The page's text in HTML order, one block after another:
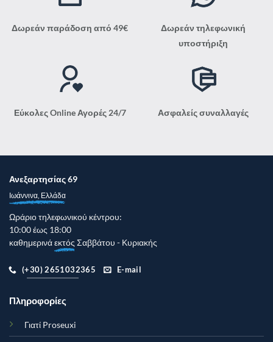
προϊόντος
Δωρεάν παράδοση από 49€
Δωρεάν τηλεφωνική
υποστήριξη
Εύκολες Online Αγορές 24/7 Ασφαλείς συναλλαγές
Ανεξαρτησίας 69
Ιωάννινα, Ελλάδα
Ωράριο τηλεφωνικού κέντρου:
10:00 έως 18:00
καθημερινάεκτός Σαββάτου - Κυριακής
(+30) 2651032365 E-mail
Πληροφορίες
Γιατί Proseuxi